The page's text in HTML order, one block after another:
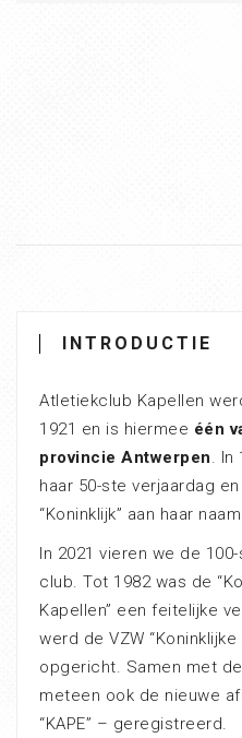
INTRODUCTIE
Atletiekclub Kapellen
1921 en is hiermee één
provincie Antwerpen. In
haar 50-ste verjaardag
“Koninklijk” aan haar
In 2021 vieren we de
club. Tot 1982 was de
Kapellen” een feitelijke
werd de VZW
opgericht. Samen met
meteen ook de nieuwe
“KAPE” – geregistreerd.